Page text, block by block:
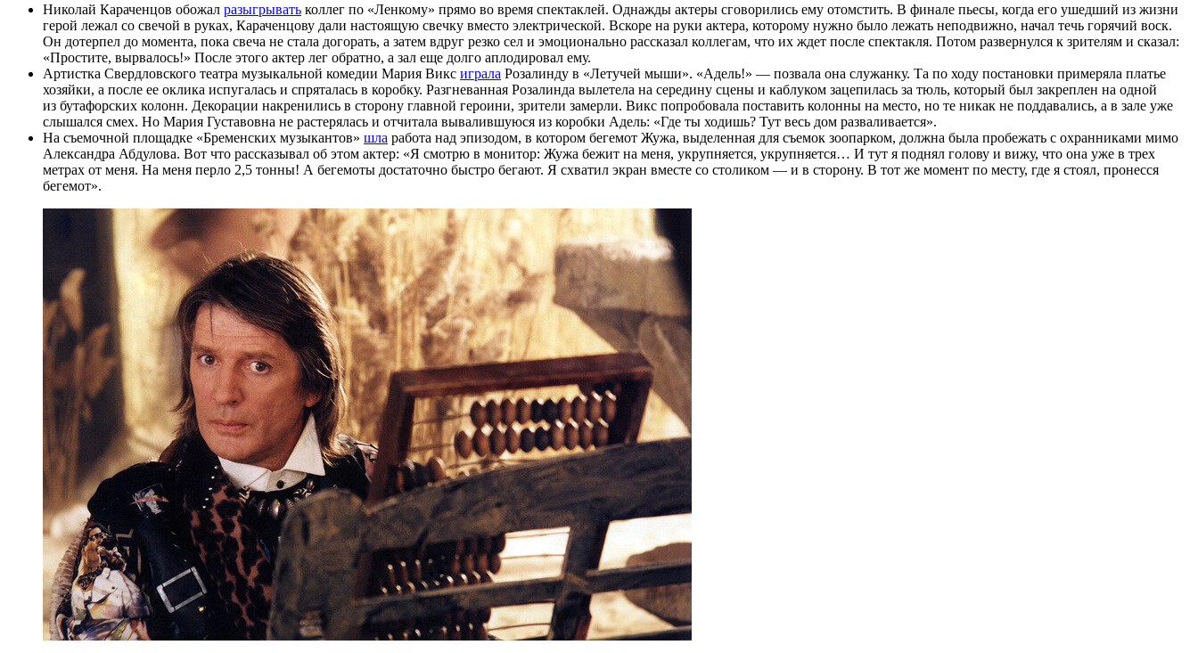
Николай Караченцов обожал разыгрывать коллег по «Ленкому» прямо во время спектаклей. Однажды актеры сговорились ему отомстить. В финале пьесы, когда его ушедший из жизни
герой лежал со свечой в руках, Караченцову дали настоящую свечку вместо электрической. Вскоре на руки актера, которому нужно было лежать неподвижно, начал течь горячий воск.
Он дотерпел до момента, пока свеча не стала догорать, а затем вдруг резко сел и эмоционально рассказал коллегам, что их ждет после спектакля. Потом развернулся к зрителям и сказал:
«Простите, вырвалось!» После этого актер лег обратно, а зал еще долго аплодировал ему.
Артистка Свердловского театра музыкальной комедии Мария Викс играла Розалинду в «Летучей мыши». «Адель!» — позвала она служанку. Та по ходу постановки примеряла платье
хозяйки, а после ее оклика испугалась и спряталась в коробку. Разгневанная Розалинда вылетела на середину сцены и каблуком зацепилась за тюль, который был закреплен на одной
из бутафорских колонн. Декорации накренились в сторону главной героини, зрители замерли. Викс попробовала поставить колонны на место, но те никак не поддавались, а в зале уже
слышался смех. Но Мария Густавовна не растерялась и отчитала вывалившуюся из коробки Адель: «Где ты ходишь? Тут весь дом разваливается».
На съемочной площадке «Бременских музыкантов» шла работа над эпизодом, в котором бегемот Жужа, выделенная для съемок зоопарком, должна была пробежать с охранниками мимо
Александра Абдулова. Вот что рассказывал об этом актер: «Я смотрю в монитор: Жужа бежит на меня, укрупняется, укрупняется… И тут я поднял голову и вижу, что она уже в трех
метрах от меня. На меня перло 2,5 тонны! А бегемоты достаточно быстро бегают. Я схватил экран вместе со столиком — и в сторону. В тот же момент по месту, где я стоял, пронесся
бегемот».